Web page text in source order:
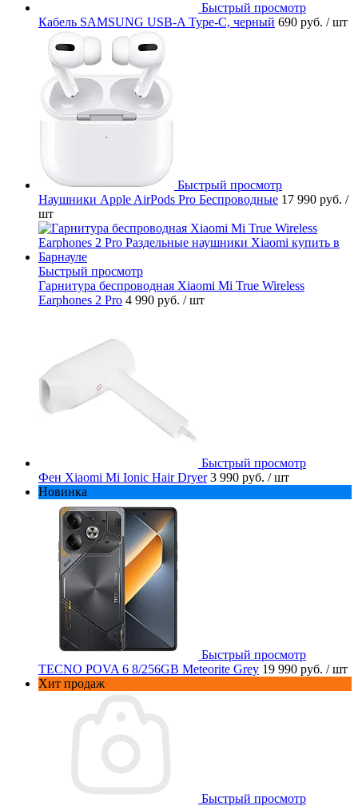
Быстрый просмотр
Кабель SAMSUNG USB-A Type-C, черный 690 руб. / шт
Быстрый просмотр
Наушники Apple AirPods Pro Беспроводные 17 990 руб. /
шт
Быстрый просмотр
Гарнитура беспроводная Xiaomi Mi True Wireless
Earphones 2 Pro 4 990 руб. / шт
Быстрый просмотр
Фен Xiaomi Mi Ionic Hair Dryer 3 990 руб. / шт
Новинка
Быстрый просмотр
TECNO POVA 6 8/256GB Meteorite Grey 19 990 руб. / шт
Хит продаж
Быстрый просмотр